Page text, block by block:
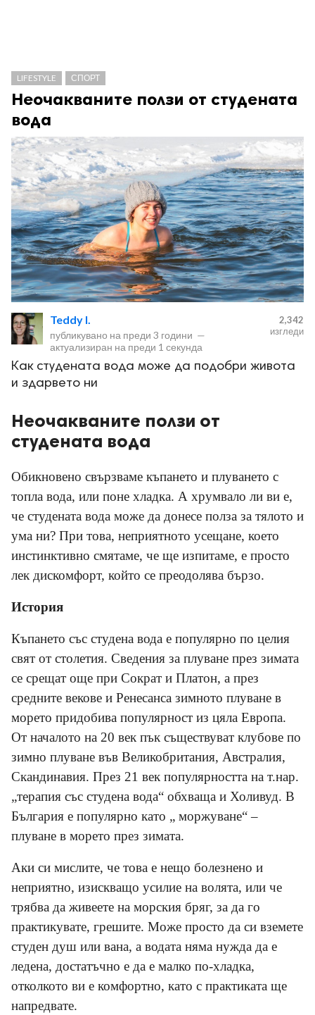
LIFESTYLE СПОРТ
Неочакваните ползи от студената
вода
Teddy I.
публикувано на преди 3 години —
актуализиран на преди 1 секунда
2,342
изгледи
Как студената вода може да подобри живота
и здарвето ни
Неочакваните ползи от
студената вода
Обикновено свързваме къпането и плуването с
топла вода, или поне хладка. А хрумвало ли ви е,
че студената вода може да донесе полза за тялото и
ума ни? При това, неприятното усещане, което
инстинктивно смятаме, че ще изпитаме, е просто
лек дискомфорт, който се преодолява бързо.
История
Къпането със студена вода е популярно по целия
свят от столетия. Сведения за плуване през зимата
се срещат още при Сократ и Платон, а през
средните векове и Ренесанса зимното плуване в
морето придобива популярност из цяла Европа.
От началото на 20 век пък съществуват клубове по
зимно плуване във Великобритания, Австралия,
Скандинавия. През 21 век популярността на т.нар.
„терапия със студена вода“ обхваща и Холивуд. В
България е популярно като „ моржуване“ –
плуване в морето през зимата.
Аки си мислите, че това е нещо болезнено и
неприятно, изискващо усилие на волята, или че
трябва да живеете на морския бряг, за да го
практикувате, грешите. Може просто да си вземете
студен душ или вана, а водата няма нужда да е
ледена, достатъчно е да е малко по-хладка,
отколкото ви е комфортно, като с практиката ще
напредвате.